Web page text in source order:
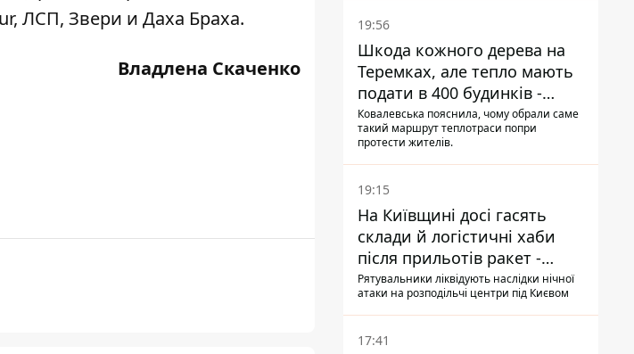
ЛСП, Звери и Даха Браха.
Владлена Скаченко
19:56
Шкода кожного дерева на
Теремках, але тепло мають
подати в 400 будинків -
депутатка Київради
Ковалевська пояснила, чому обрали саме
такий маршрут теплотраси попри
протести жителів.
19:15
На Київщині досі гасять
склади й логістичні хаби
після прильотів ракет -
ДСНС
Рятувальники ліквідують наслідки нічної
атаки на розподільчі центри під Києвом
17:41